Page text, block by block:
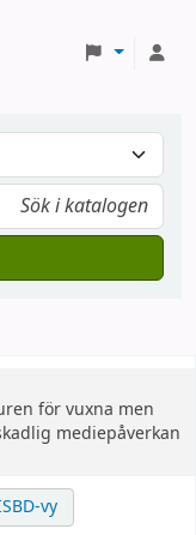
för vuxna men
mediepåverkan
vy